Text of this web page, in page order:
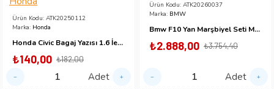
Ürün Kodu: ATK20250112
Marka: Honda
Honda Civic Bagaj Yazısı 1.6 İes Bagaj Yazı Civic Honda
₺140,00 ₺182,00
Adet
Ürün Kodu: ATK20260037
Marka: BMW
Bmw F10 Yan Marşbiyel Seti M-Tech (2011-2013)
₺2.888,00 ₺3.754,40
Adet